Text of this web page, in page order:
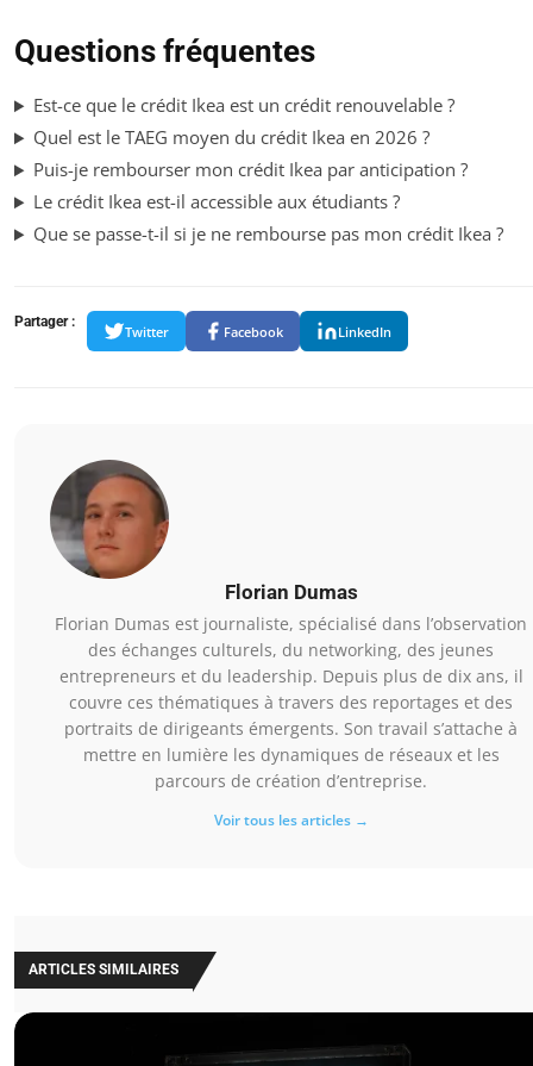
Questions fréquentes
Est-ce que le crédit Ikea est un crédit renouvelable ?
Quel est le TAEG moyen du crédit Ikea en 2026 ?
Puis-je rembourser mon crédit Ikea par anticipation ?
Le crédit Ikea est-il accessible aux étudiants ?
Que se passe-t-il si je ne rembourse pas mon crédit Ikea ?
Partager :
Twitter Facebook LinkedIn
Florian Dumas
Florian Dumas est journaliste, spécialisé dans l’observation
des échanges culturels, du networking, des jeunes
entrepreneurs et du leadership. Depuis plus de dix ans, il
couvre ces thématiques à travers des reportages et des
portraits de dirigeants émergents. Son travail s’attache à
mettre en lumière les dynamiques de réseaux et les
parcours de création d’entreprise.
Voir tous les articles →
ARTICLES SIMILAIRES